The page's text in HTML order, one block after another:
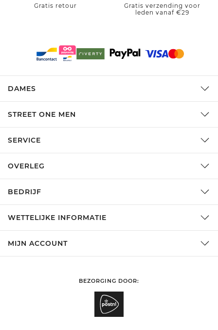
Gratis retour
Gratis verzending voor
leden vanaf €29
DAMES
STREET ONE MEN
SERVICE
OVERLEG
BEDRIJF
WETTELIJKE INFORMATIE
MIJN ACCOUNT
BEZORGING DOOR: